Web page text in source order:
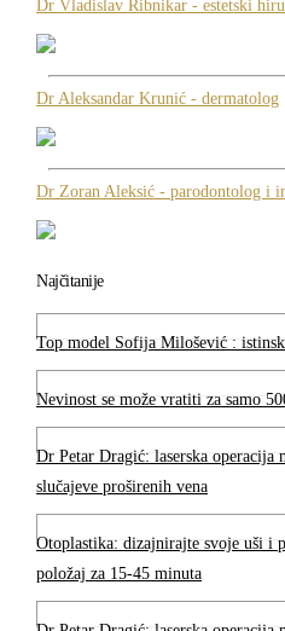
Dr Vladislav Ribnikar - estetski
Dr Aleksandar Krunić - dermatolog
Dr Zoran Aleksić - parodontolog i
Najčitanije
Top model Sofija Milošević :
Nevinost se može vratiti za samo
Dr Petar Dragić: laserska operacija
slučajeve proširenih vena
Otoplastika: dizajnirajte svoje uši i
položaj za 15-45 minuta